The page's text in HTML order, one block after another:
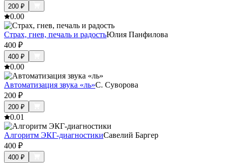
200 ₽
0.00
Страх, гнев, печаль и радостьЮлия Панфилова
400 ₽
400 ₽
0.00
Автоматизация звука «ль»С. Суворова
200 ₽
200 ₽
0.01
Алгоритм ЭКГ-диагностикиСавелий Баргер
400 ₽
400 ₽